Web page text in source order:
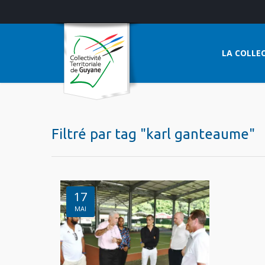
LA
Filtré par tag "karl ganteaume"
17
MAI